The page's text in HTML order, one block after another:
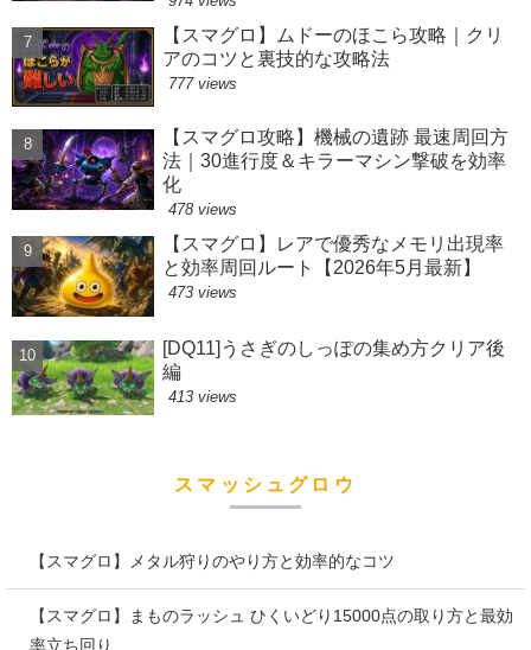
【スマグロ】ムドーのほこら攻略｜クリ
アのコツと裏技的な攻略法
777 views
【スマグロ攻略】機械の遺跡 最速周回方
法｜30進行度＆キラーマシン撃破を効率
化
478 views
【スマグロ】レアで優秀なメモリ出現率
と効率周回ルート【2026年5月最新】
473 views
[DQ11]うさぎのしっぽの集め方クリア後
編
413 views
スマッシュグロウ
【スマグロ】メタル狩りのやり方と効率的なコツ
【スマグロ】まものラッシュ ひくいどり15000点の取り方と最効
率立ち回り